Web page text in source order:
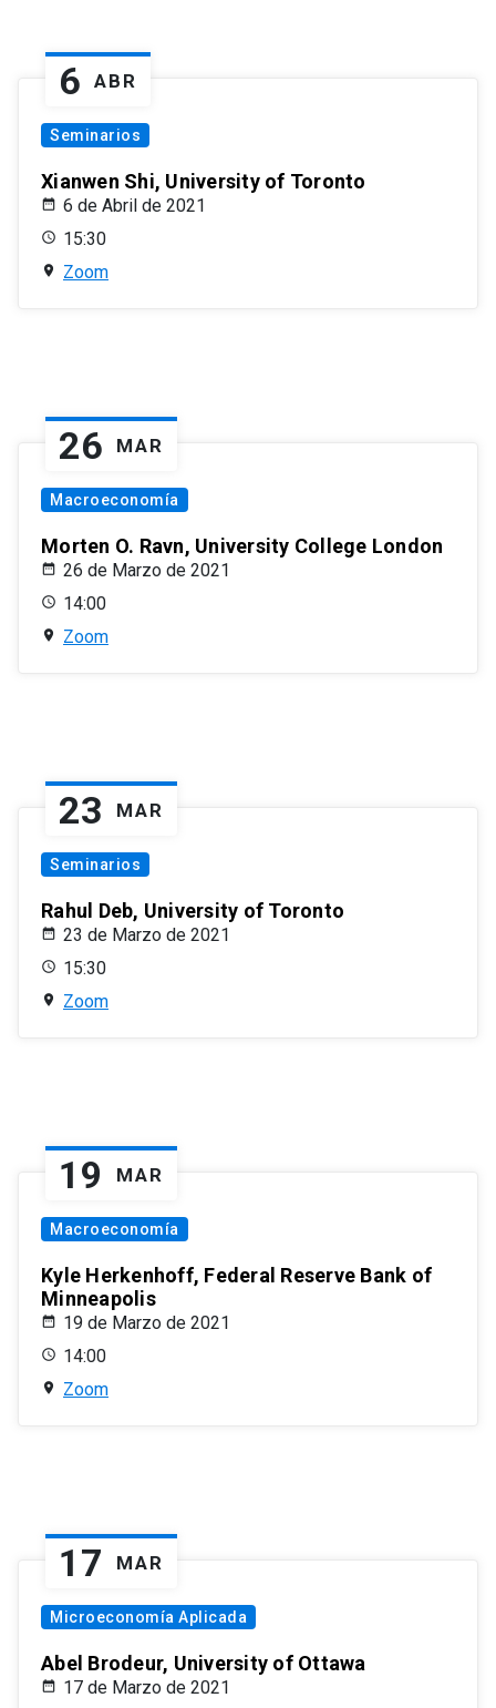
6 ABR
Seminarios
Xianwen Shi, University of Toronto
6 de Abril de 2021
15:30
Zoom
26 MAR
Macroeconomía
Morten O. Ravn, University College London
26 de Marzo de 2021
14:00
Zoom
23 MAR
Seminarios
Rahul Deb, University of Toronto
23 de Marzo de 2021
15:30
Zoom
19 MAR
Macroeconomía
Kyle Herkenhoff, Federal Reserve Bank of
Minneapolis
19 de Marzo de 2021
14:00
Zoom
17 MAR
Microeconomía Aplicada
Abel Brodeur, University of Ottawa
17 de Marzo de 2021